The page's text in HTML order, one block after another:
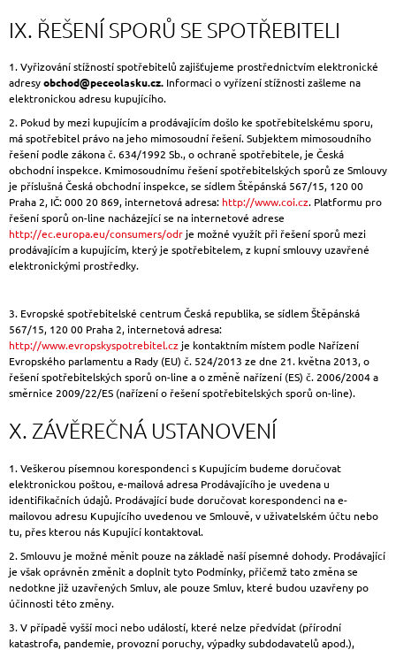
IX. ŘEŠENÍ SPORŮ SE SPOTŘEBITELI
1. Vyřizování stížností spotřebitelů zajišťujeme prostřednictvím elektronické
adresyobchod@peceolasku.cz. Informaci o vyřízení stížnosti zašleme na
elektronickou adresu kupujícího.
2. Pokud by mezi kupujícím a prodávajícím došlo ke spotřebitelskému sporu,
má spotřebitel právo na jeho mimosoudní řešení. Subjektem mimosoudního
řešení podle zákona č. 634/1992 Sb., o ochraně spotřebitele, je Česká
obchodní inspekce. Kmimosoudnímu řešení spotřebitelských sporů ze Smlouvy
je příslušná Česká obchodní inspekce, se sídlem Štěpánská 567/15, 120 00
Praha 2, IČ: 000 20 869, internetová adresa: http://www.coi.cz. Platformu pro
řešení sporů on-line nacházející se na internetové adrese
http://ec.europa.eu/consumers/odr je možné využít při řešení sporů mezi
prodávajícím a kupujícím, který je spotřebitelem, z kupní smlouvy uzavřené
elektronickými prostředky.
3. Evropské spotřebitelské centrum Česká republika, se sídlem Štěpánská
567/15, 120 00 Praha 2, internetová adresa:
http://www.evropskyspotrebitel.cz je kontaktním místem podle Nařízení
Evropského parlamentu a Rady (EU) č. 524/2013 ze dne 21. května 2013, o
řešení spotřebitelských sporů on-line a o změně nařízení (ES) č. 2006/2004 a
směrnice 2009/22/ES (nařízení o řešení spotřebitelských sporů on-line).
X. ZÁVĚREČNÁ USTANOVENÍ
1. Veškerou písemnou korespondenci s Kupujícím budeme doručovat
elektronickou poštou, e-mailová adresa Prodávajícího je uvedena u
identifikačních údajů. Prodávající bude doručovat korespondenci na e-
mailovou adresu Kupujícího uvedenou ve Smlouvě, v uživatelském účtu nebo
tu, přes kterou nás Kupující kontaktoval.
2. Smlouvu je možné měnit pouze na základě naší písemné dohody. Prodávající
je však oprávněn změnit a doplnit tyto Podmínky, přičemž tato změna se
nedotkne již uzavřených Smluv, ale pouze Smluv, které budou uzavřeny po
účinnosti této změny.
3. V případě vyšší moci nebo událostí, které nelze předvídat (přírodní
katastrofa, pandemie, provozní poruchy, výpadky subdodavatelů apod.),